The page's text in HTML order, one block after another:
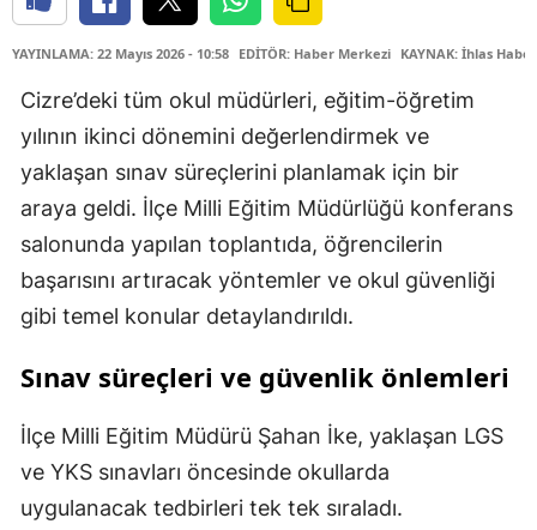
YAYINLAMA: 22 Mayıs 2026 - 10:58 EDİTÖR: Haber Merkezi KAYNAK: İhlas
Cizre’deki tüm okul müdürleri, eğitim-öğretim
yılının ikinci dönemini değerlendirmek ve
yaklaşan sınav süreçlerini planlamak için bir
araya geldi. İlçe Milli Eğitim Müdürlüğü konferans
salonunda yapılan toplantıda, öğrencilerin
başarısını artıracak yöntemler ve okul güvenliği
gibi temel konular detaylandırıldı.
Sınav süreçleri ve güvenlik önlemleri
İlçe Milli Eğitim Müdürü Şahan İke, yaklaşan LGS
ve YKS sınavları öncesinde okullarda
uygulanacak tedbirleri tek tek sıraladı.